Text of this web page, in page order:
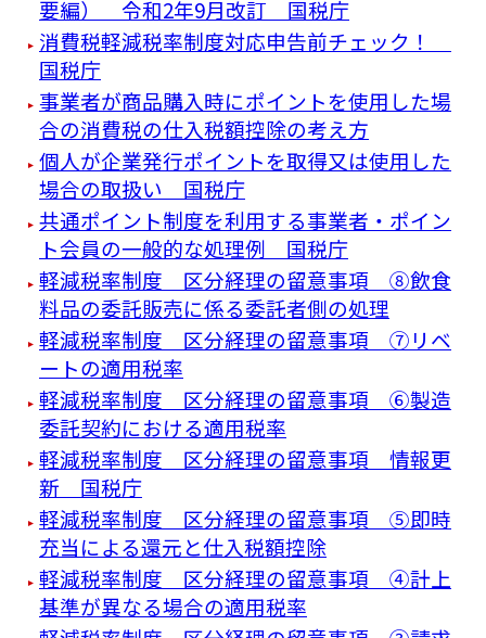
要編） 令和2年9月改訂 国税庁
消費税軽減税率制度対応申告前チェック！
国税庁
事業者が商品購入時にポイントを使用した場
合の消費税の仕入税額控除の考え方
個人が企業発行ポイントを取得又は使用した
場合の取扱い 国税庁
共通ポイント制度を利用する事業者・ポイン
ト会員の一般的な処理例 国税庁
軽減税率制度 区分経理の留意事項 ⑧飲食
料品の委託販売に係る委託者側の処理
軽減税率制度 区分経理の留意事項 ⑦リベ
ートの適用税率
軽減税率制度 区分経理の留意事項 ⑥製造
委託契約における適用税率
軽減税率制度 区分経理の留意事項 情報更
新 国税庁
軽減税率制度 区分経理の留意事項 ⑤即時
充当による還元と仕入税額控除
軽減税率制度 区分経理の留意事項 ④計上
基準が異なる場合の適用税率